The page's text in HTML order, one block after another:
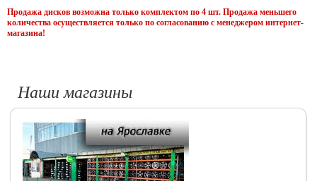
Продажа дисков возможна только комплектом по 4 шт. Продажа меньшего
количества осуществляется только по согласованию с менеджером интернет-
магазина!
Наши магазины